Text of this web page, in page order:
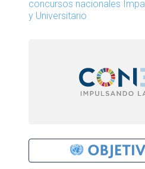
concursos nacionales
y Universitario